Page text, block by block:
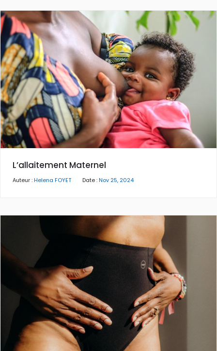
L’allaitement Maternel
Auteur :Helena FOYET Date :Nov 25, 2024